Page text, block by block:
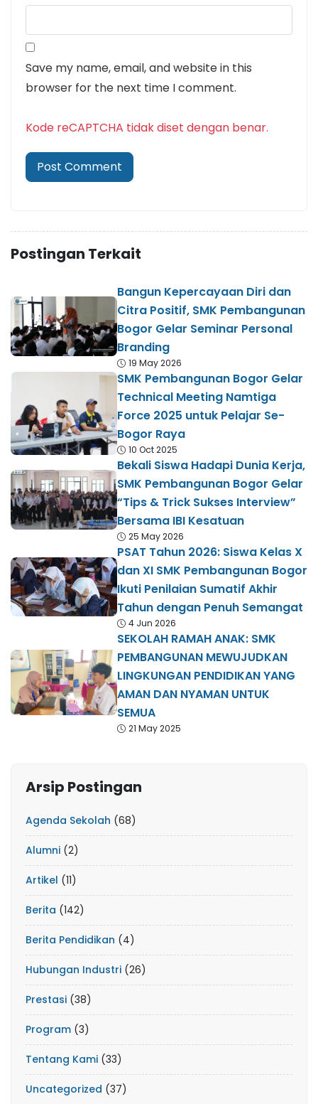
Save my name, email, and website in this
browser for the next time I comment.
Kode reCAPTCHA tidak diset dengan benar.
Postingan Terkait
Bangun Kepercayaan Diri dan
Citra Positif, SMK Pembangunan
Bogor Gelar Seminar Personal
Branding
19 May 2026
SMK Pembangunan Bogor Gelar
Technical Meeting Namtiga
Force 2025 untuk Pelajar Se-
Bogor Raya
10 Oct 2025
Bekali Siswa Hadapi Dunia Kerja,
SMK Pembangunan Bogor Gelar
“Tips & Trick Sukses Interview”
Bersama IBI Kesatuan
25 May 2026
PSAT Tahun 2026: Siswa Kelas X
dan XI SMK Pembangunan Bogor
Ikuti Penilaian Sumatif Akhir
Tahun dengan Penuh Semangat
4 Jun 2026
SEKOLAH RAMAH ANAK: SMK
PEMBANGUNAN MEWUJUDKAN
LINGKUNGAN PENDIDIKAN YANG
AMAN DAN NYAMAN UNTUK
SEMUA
21 May 2025
Arsip Postingan
Agenda Sekolah (68)
Alumni (2)
Artikel (11)
Berita (142)
Berita Pendidikan (4)
Hubungan Industri (26)
Prestasi (38)
Program (3)
Tentang Kami (33)
Uncategorized (37)